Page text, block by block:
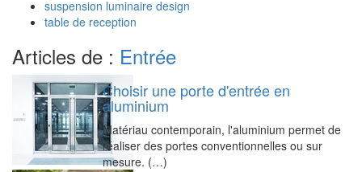
suspension luminaire design
table de reception
Articles de : Entrée
Choisir une porte d'entrée en
aluminium
Matériau contemporain, l'aluminium permet de
réaliser des portes conventionnelles ou sur
mesure. (…)